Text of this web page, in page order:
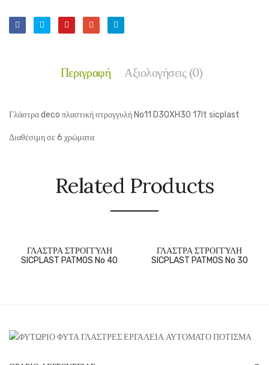
Περιγραφή Αξιολογήσεις (0)
Γλάστρα deco πλαστική στρογγυλή No11 D30XH30 17lt sicplast
Διαθέσιμη σε 6 χρώματα
Related Products
ΓΛΑΣΤΡΑ ΣΤΡΟΓΓΥΛΗ
SICPLAST PATMOS No 40
ΓΛΑΣΤΡΑ ΣΤΡΟΓΓΥΛΗ
SICPLAST PATMOS No 30